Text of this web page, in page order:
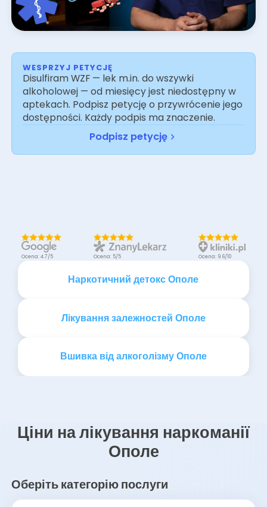
WESPRZYJ PETYCJĘ
Disulfiram WZF — lek m.in. do wszywki
alkoholowej — od miesięcy jest niedostępny w
aptekach. Podpisz petycję o przywrócenie jego
dostępności. Każdy podpis ma znaczenie.
Podpisz petycję
Наркотичний детокс Ополе
Лікування залежностей Ополе
Вшивка від алкоголізму Ополе
Ocena: 4.7/5 Ocena: 5/5 Ocena: 9.6/10
Ціни на лікування наркоманії
Ополе
Оберіть категорію послуги